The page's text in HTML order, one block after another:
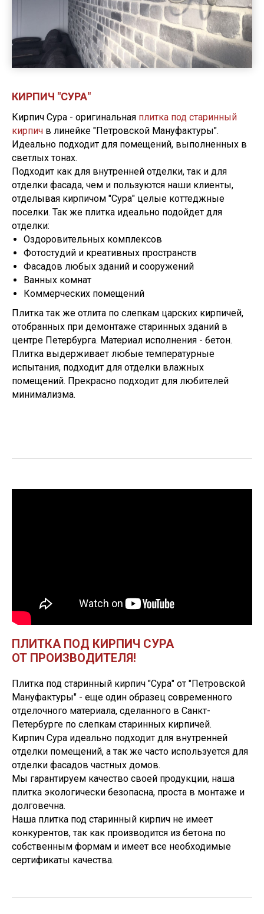
КИРПИЧ "СУРА"
Кирпич Сура - оригинальная плитка под старинный
кирпич в линейке "Петровской Мануфактуры".
Идеально подходит для помещений, выполненных в
светлых тонах.
Подходит как для внутренней отделки, так и для
отделки фасада, чем и пользуются наши клиенты,
отделывая кирпичом "Сура" целые коттеджные
поселки. Так же плитка идеально подойдет для
отделки:
Оздоровительных комплексов
Фотостудий и креативных пространств
Фасадов любых зданий и сооружений
Ванных комнат
Коммерческих помещений
Плитка так же отлита по слепкам царских кирпичей,
отобранных при демонтаже старинных зданий в
центре Петербурга. Материал исполнения - бетон.
Плитка выдерживает любые температурные
испытания, подходит для отделки влажных
помещений. Прекрасно подходит для любителей
минимализма.
ПЛИТКА ПОД КИРПИЧ СУРА
ОТ ПРОИЗВОДИТЕЛЯ!
Плитка под старинный кирпич "Сура" от "Петровской
Мануфактуры" - еще один образец современного
отделочного материала, сделанного в Санкт-
Петербурге по слепкам старинных кирпичей.
Кирпич Сура идеально подходит для внутренней
отделки помещений, а так же часто используется для
отделки фасадов частных домов.
Мы гарантируем качество своей продукции, наша
плитка экологически безопасна, проста в монтаже и
долговечна.
Наша плитка под старинный кирпич не имеет
конкурентов, так как производится из бетона по
собственным формам и имеет все необходимые
сертификаты качества.